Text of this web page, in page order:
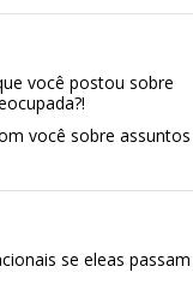
você postou sobre
você sobre assuntos
se eleas passam